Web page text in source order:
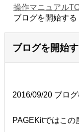
操作マニュアル
ブログを開始する
ブログを開始
2016/09/20 ブロ
PAGEKitではこの